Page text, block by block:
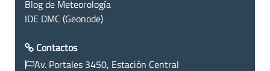
Blog de Meteorología
IDE DMC (Geonode)
Contactos
Av. Portales 3450, Estación Central